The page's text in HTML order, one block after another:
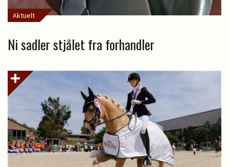
Aktuelt
Ni sadler stjålet fra forhandler